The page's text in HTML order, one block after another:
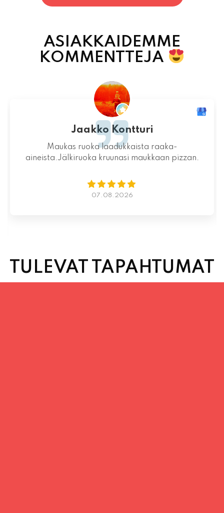
ASIAKKAIDEMME
KOMMENTTEJA
Jaakko Kontturi
Maukas ruoka laadukkaista raaka-
aineista.Jälkiruoka kruunasi maukkaan pizzan.
07.08.2026
TULEVAT TAPAHTUMAT